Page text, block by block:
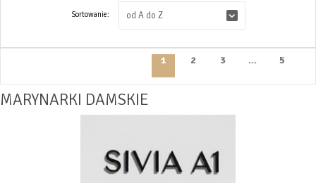
Sortowanie: od A do Z
1 2 3 ... 5
MARYNARKI DAMSKIE